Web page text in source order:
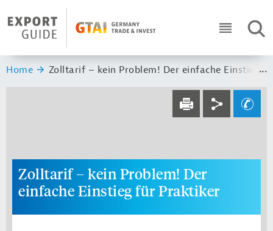
Header Logo
ICON
Sie sind hier:
Home Zolltarif – kein Problem! Der einfache Einstieg
Service navi
DRUCKEN
Social navi
Ihre Frage an
Zolltarif – kein Problem! Der
einfache Einstieg für Praktiker